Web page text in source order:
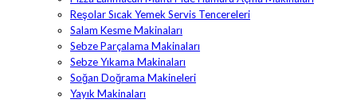
Reşolar Sıcak Yemek Servis Tencereleri
Salam Kesme Makinaları
Sebze Parçalama Makinaları
Sebze Yıkama Makinaları
Soğan Doğrama Makineleri
Yayık Makinaları